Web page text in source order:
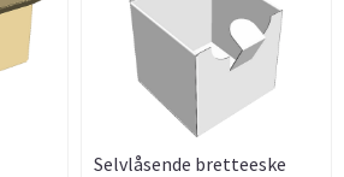
Selvlåsende bretteeske